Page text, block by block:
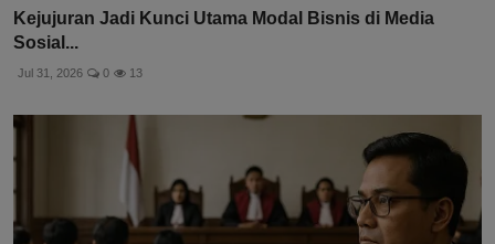
Kejujuran Jadi Kunci Utama Modal Bisnis di Media
Sosial...
Jul 31, 2026 0 13